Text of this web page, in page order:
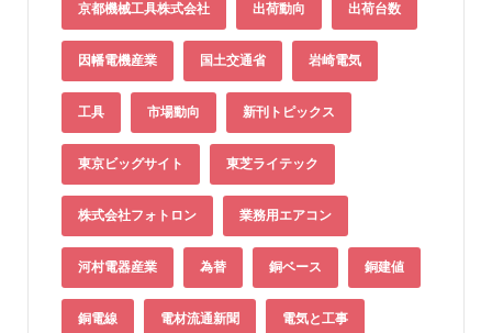
京都機械工具株式会社 出荷動向 出荷台数
因幡電機産業 国土交通省 岩崎電気
工具 市場動向 新刊トピックス
東京ビッグサイト 東芝ライテック
株式会社フォトロン 業務用エアコン
河村電器産業 為替 銅ベース 銅建値
銅電線 電材流通新聞 電気と工事